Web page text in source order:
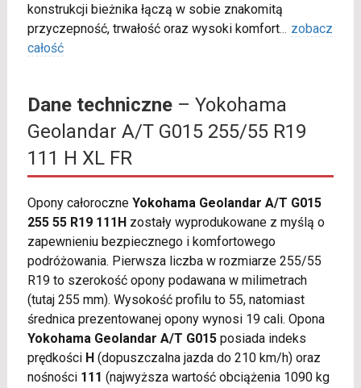
konstrukcji bieżnika łączą w sobie znakomitą
przyczepność, trwałość oraz wysoki komfort... zobacz
całość
Dane techniczne– Yokohama
Geolandar A/T G015 255/55 R19
111 H XL FR
Opony całoroczne Yokohama Geolandar A/T G015
255 55 R19 111Hzostały wyprodukowane z myślą o
zapewnieniu bezpiecznego i komfortowego
podróżowania. Pierwsza liczba w rozmiarze 255/55
R19 to szerokość opony podawana w milimetrach
(tutaj 255 mm). Wysokość profilu to 55, natomiast
średnica prezentowanej opony wynosi 19 cali. Opona
Yokohama Geolandar A/T G015posiada indeks
prędkości H(dopuszczalna jazda do 210 km/h) oraz
nośności 111 (najwyższa wartość obciążenia 1090 kg